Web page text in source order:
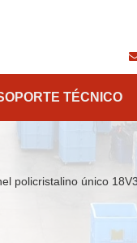
TÉCNICO
policristalino único